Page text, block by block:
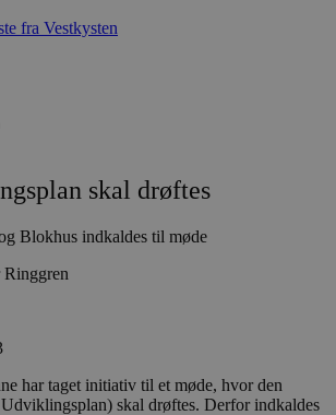
fra Vestkysten
skal drøftes
Blokhus indkaldes til møde
har taget initiativ til et møde, hvor den
skal drøftes. Derfor indkaldes